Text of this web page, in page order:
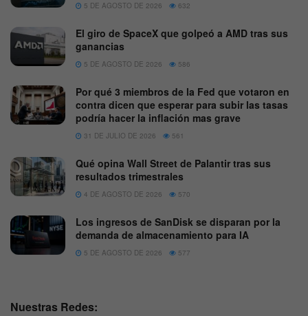
5 DE AGOSTO DE 2026 632
El giro de SpaceX que golpeó a AMD tras sus
ganancias
5 DE AGOSTO DE 2026 586
Por qué 3 miembros de la Fed que votaron en
contra dicen que esperar para subir las tasas
podría hacer la inflación mas grave
31 DE JULIO DE 2026 561
Qué opina Wall Street de Palantir tras sus
resultados trimestrales
4 DE AGOSTO DE 2026 570
Los ingresos de SanDisk se disparan por la
demanda de almacenamiento para IA
5 DE AGOSTO DE 2026 577
Nuestras Redes: